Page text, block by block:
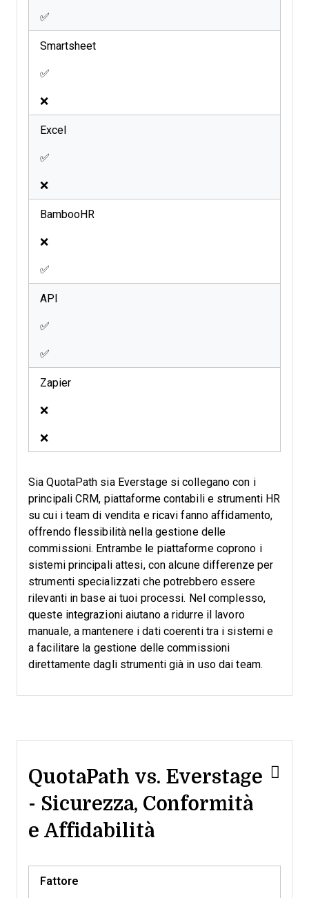
✅
Smartsheet
✅
❌
Excel
✅
❌
BambooHR
❌
✅
API
✅
✅
Zapier
❌
❌
Sia QuotaPath sia Everstage si collegano con i
principali CRM, piattaforme contabili e strumenti HR
su cui i team di vendita e ricavi fanno affidamento,
offrendo flessibilità nella gestione delle
commissioni. Entrambe le piattaforme coprono i
sistemi principali attesi, con alcune differenze per
strumenti specializzati che potrebbero essere
rilevanti in base ai tuoi processi. Nel complesso,
queste integrazioni aiutano a ridurre il lavoro
manuale, a mantenere i dati coerenti tra i sistemi e
a facilitare la gestione delle commissioni
direttamente dagli strumenti già in uso dai team.
QuotaPath vs. Everstage
- Sicurezza, Conformità
e Affidabilità
Fattore